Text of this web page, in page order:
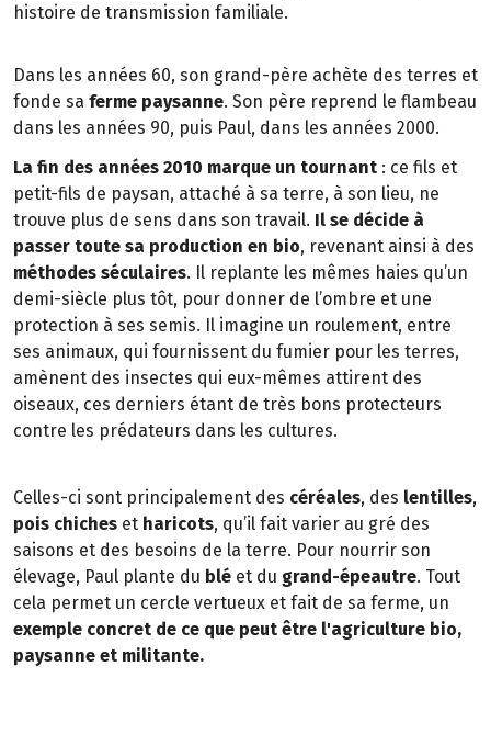
histoire de transmission familiale.
Dans les années 60, son grand-père achète des terres et
fonde sa ferme paysanne. Son père reprend le flambeau
dans les années 90, puis Paul, dans les années 2000.
La fin des années 2010 marque un tournant : ce fils et
petit-fils de paysan, attaché à sa terre, à son lieu, ne
trouve plus de sens dans son travail. Il se décide à
passer toute sa production en bio, revenant ainsi à des
méthodes séculaires. Il replante les mêmes haies qu’un
demi-siècle plus tôt, pour donner de l’ombre et une
protection à ses semis. Il imagine un roulement, entre
ses animaux, qui fournissent du fumier pour les terres,
amènent des insectes qui eux-mêmes attirent des
oiseaux, ces derniers étant de très bons protecteurs
contre les prédateurs dans les cultures.
Celles-ci sont principalement des céréales, des lentilles,
pois chiches et haricots, qu’il fait varier au gré des
saisons et des besoins de la terre. Pour nourrir son
élevage, Paul plante du blé et du grand-épeautre. Tout
cela permet un cercle vertueux et fait de sa ferme, un
exemple concret de ce que peut être l'agriculture bio,
paysanne et militante.